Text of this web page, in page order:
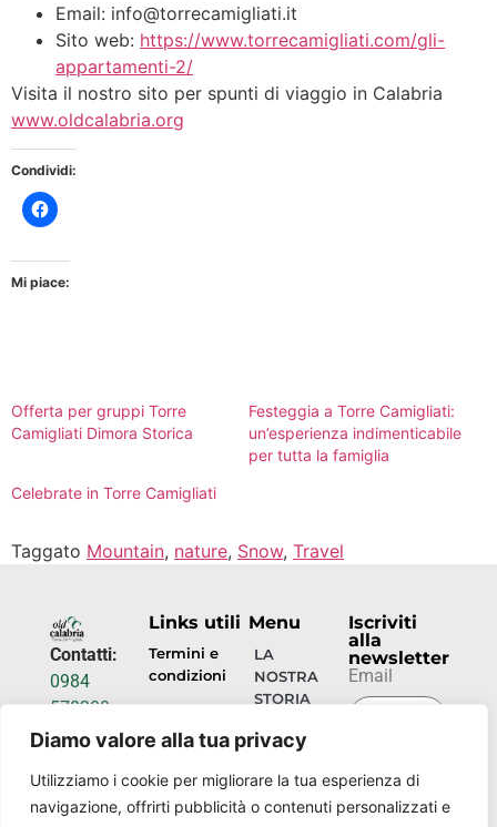
Diamo valore alla tua privacy
Utilizziamo i cookie per migliorare la tua esperienza di
navigazione, offrirti pubblicità o contenuti personalizzati e
Email: info@torrecamigliati.it
Sito web: https://www.torrecamigliati.com/gli-
appartamenti-2/
Visita il nostro sito per spunti di viaggio in Calabria
www.oldcalabria.org
Condividi:
Mi piace:
Offerta per gruppi Torre
Camigliati Dimora Storica
Festeggia a Torre Camigliati:
un’esperienza indimenticabile
per tutta la famiglia
Celebrate in Torre Camigliati
Taggato Mountain, nature, Snow, Travel
Contatti:
0984
578200
info@torrecamigliati.it
Via dei
Camigliati,
Links utili
Termini e
condizioni
policy
Menu
LA
NOSTRA
STORIA
OSPITALITÀ
EVENTI
Iscriviti
alla
newsletter
Email
ORA